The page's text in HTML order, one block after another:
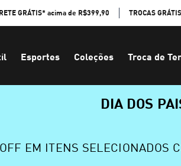
GRÁTIS* acima de R$399,90 TROCAS
Esportes Coleções Troca de
DIA DOS
EM ITENS SELECIONADOS